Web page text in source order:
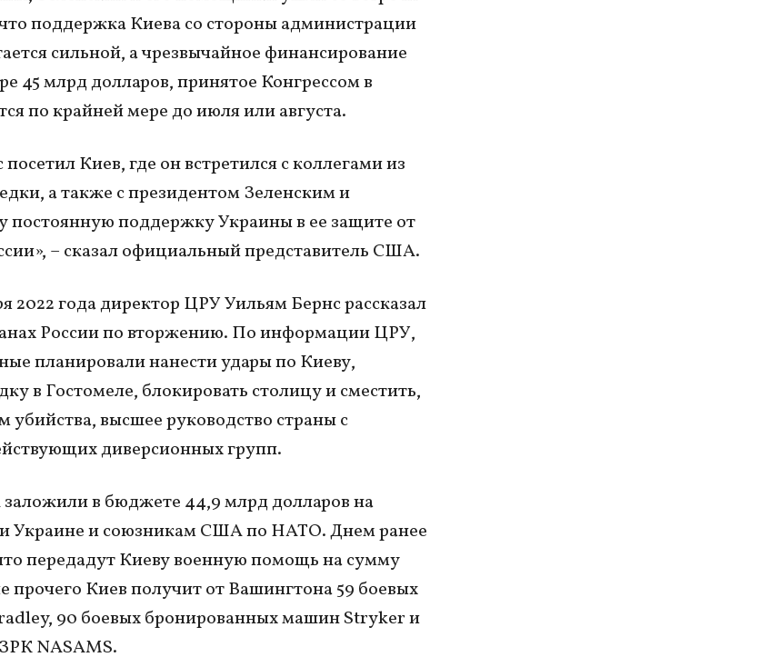
поддержка Киева со стороны администрации
сильной, а чрезвычайное финансирование
45 млрд долларов, принятое Конгрессом в
по крайней мере до июля или августа.
Киев, где он встретился с коллегами из
а также с президентом Зеленским и
постоянную поддержку Украины в ее защите от
– сказал официальный представитель США.
2022 года директор ЦРУ Уильям Бернс рассказал
России по вторжению. По информации ЦРУ,
планировали нанести удары по Киеву,
в Гостомеле, блокировать столицу и сместить,
убийства, высшее руководство страны с
диверсионных групп.
в бюджете 44,9 млрд долларов на
Украине и союзникам США по НАТО. Днем ранее
передадут Киеву военную помощь на сумму
прочего Киев получит от Вашингтона 59 боевых
90 боевых бронированных машин Stryker и
NASAMS.